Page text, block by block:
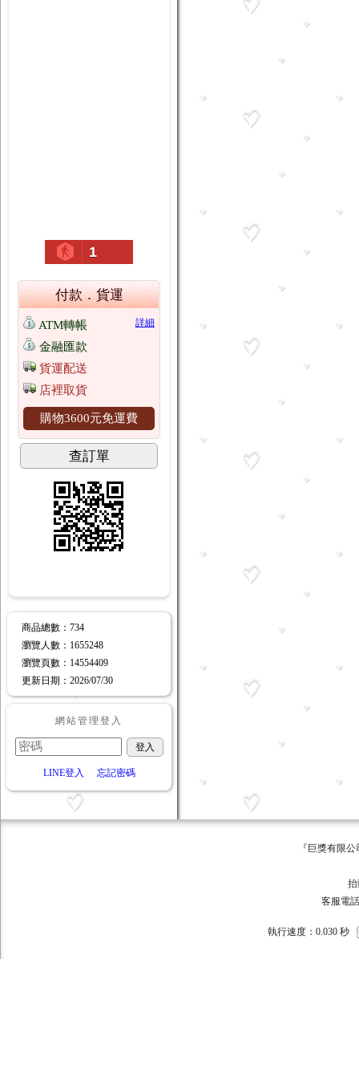
1
付款．貨運
詳細
ATM轉帳
金融匯款
貨運配送
店裡取貨
購物3600元免運費
查訂單
商品總數 ：734
瀏覽人數 ： 1655248
瀏覽頁數 ： 14554409
更新日期 ：2026/07/30
網站管理登入
LINE登入 忘記密碼
『巨獎有限公司
抬頭:巨
客服電話
執行速度 ：0.030 秒